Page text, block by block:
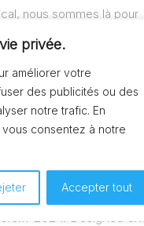
privée.
améliorer votre
des publicités ou des
notre trafic. En
consentez à notre
Accepter tout
nous sommes là pour
adaptées à vos
2024. Designed